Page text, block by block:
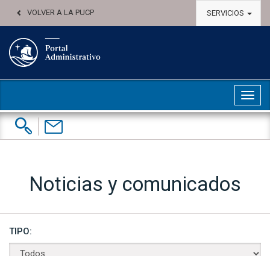
VOLVER A LA PUCP SERVICIOS
Buscar:
Contáctenos
Noticias y comunicados
TIPO: